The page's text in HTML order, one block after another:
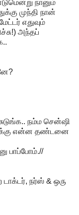
நானும்
முந்தி நான்
எதுவும்
அந்தப்
நம்ம சென்ஷி
என்ன தண்டனை
பாப்போம்.//
டாக்டர், நர்ஸ் & ஒரு